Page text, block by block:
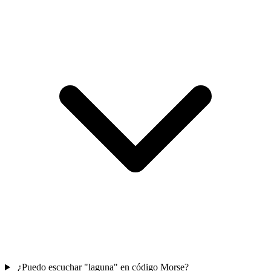
¿Puedo escuchar "laguna" en código Morse?